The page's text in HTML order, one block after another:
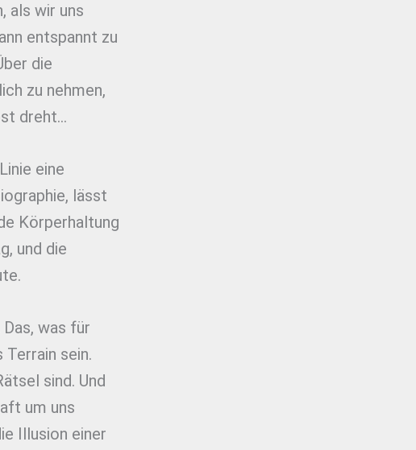
als wir uns
entspannt zu
die
zu nehmen,
dreht…
eine
lässt
Körperhaltung
und die
was für
Terrain sein.
sind. Und
um uns
Illusion einer